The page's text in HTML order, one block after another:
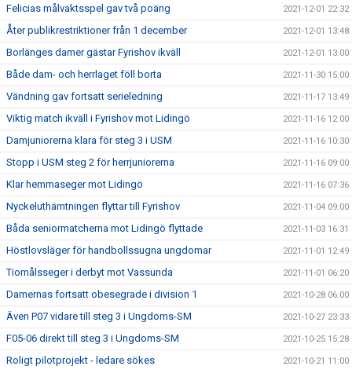
Felicias målvaktsspel gav två poäng 2021-12-01 22:32
Åter publikrestriktioner från 1 december 2021-12-01 13:48
Borlänges damer gästar Fyrishov ikväll 2021-12-01 13:00
Både dam- och herrlaget föll borta 2021-11-30 15:00
Vändning gav fortsatt serieledning 2021-11-17 13:49
Viktig match ikväll i Fyrishov mot Lidingö 2021-11-16 12:00
Damjuniorerna klara för steg 3 i USM 2021-11-16 10:30
Stopp i USM steg 2 för herrjuniorerna 2021-11-16 09:00
Klar hemmaseger mot Lidingö 2021-11-16 07:36
Nyckeluthämtningen flyttar till Fyrishov 2021-11-04 09:00
Båda seniormatcherna mot Lidingö flyttade 2021-11-03 16:31
Höstlovsläger för handbollssugna ungdomar 2021-11-01 12:49
Tiomålsseger i derbyt mot Vassunda 2021-11-01 06:20
Damernas fortsatt obesegrade i division 1 2021-10-28 06:00
Även P07 vidare till steg 3 i Ungdoms-SM 2021-10-27 23:33
F05-06 direkt till steg 3 i Ungdoms-SM 2021-10-25 15:28
Roligt pilotprojekt - ledare sökes 2021-10-21 11:00